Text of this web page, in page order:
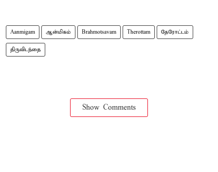
Aanmigam ஆன்மிகம் Brahmotsavam Therottam தேரோட்டம்
திருவிடந்தை
Show Comments